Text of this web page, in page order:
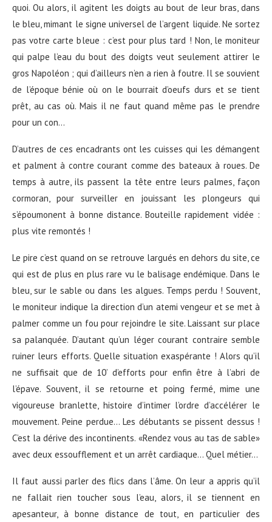
quoi. Ou alors, il agitent les doigts au bout de leur bras, dans
le bleu, mimant le signe universel de l’argent liquide. Ne sortez
pas votre carte bleue : c’est pour plus tard ! Non, le moniteur
qui palpe l’eau du bout des doigts veut seulement attirer le
gros Napoléon ; qui d’ailleurs n’en a rien à foutre. Il se souvient
de l’époque bénie où on le bourrait d’oeufs durs et se tient
prêt, au cas où. Mais il ne faut quand même pas le prendre
pour un con…
D’autres de ces encadrants ont les cuisses qui les démangent
et palment à contre courant comme des bateaux à roues. De
temps à autre, ils passent la tête entre leurs palmes, façon
cormoran, pour surveiller en jouissant les plongeurs qui
s’époumonent à bonne distance. Bouteille rapidement vidée :
plus vite remontés !
Le pire c’est quand on se retrouve largués en dehors du site, ce
qui est de plus en plus rare vu le balisage endémique. Dans le
bleu, sur le sable ou dans les algues. Temps perdu ! Souvent,
le moniteur indique la direction d’un atemi vengeur et se met à
palmer comme un fou pour rejoindre le site. Laissant sur place
sa palanquée. D’autant qu’un léger courant contraire semble
ruiner leurs efforts. Quelle situation exaspérante ! Alors qu’il
ne suffisait que de 10’ d’efforts pour enfin être à l’abri de
l’épave. Souvent, il se retourne et poing fermé, mime une
vigoureuse branlette, histoire d’intimer l’ordre d’accélérer le
mouvement. Peine perdue… Les débutants se pissent dessus !
C’est la dérive des incontinents. «Rendez vous au tas de sable»
avec deux essoufflement et un arrêt cardiaque… Quel métier…
Il faut aussi parler des flics dans l’âme. On leur a appris qu’il
ne fallait rien toucher sous l’eau, alors, il se tiennent en
apesanteur, à bonne distance de tout, en particulier des